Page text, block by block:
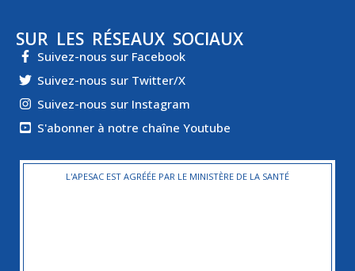
SUR LES RÉSEAUX SOCIAUX
Suivez-nous sur Facebook
Suivez-nous sur Twitter/X
Suivez-nous sur Instagram
S'abonner à notre chaîne Youtube
L'APESAC EST AGRÉÉE PAR LE MINISTÈRE DE LA SANTÉ